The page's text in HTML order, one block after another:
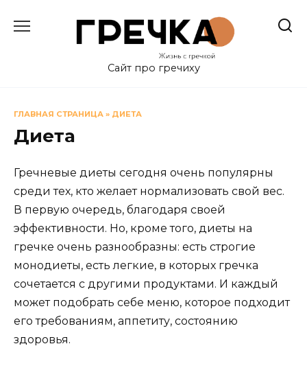
Сайт про гречиху
ГЛАВНАЯ СТРАНИЦА » ДИЕТА
Диета
Гречневые диеты сегодня очень популярны
среди тех, кто желает нормализовать свой вес.
В первую очередь, благодаря своей
эффективности. Но, кроме того, диеты на
гречке очень разнообразны: есть строгие
монодиеты, есть легкие, в которых гречка
сочетается с другими продуктами. И каждый
может подобрать себе меню, которое подходит
его требованиям, аппетиту, состоянию
здоровья.